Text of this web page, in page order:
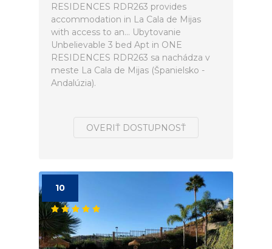
RESIDENCES RDR263 provides
accommodation in La Cala de Mijas
with access to an... Ubytovanie
Unbelievable 3 bed Apt in ONE
RESIDENCES RDR263 sa nachádza v
meste La Cala de Mijas (Španielsko -
Andalúzia).
OVERIŤ DOSTUPNOSŤ
10